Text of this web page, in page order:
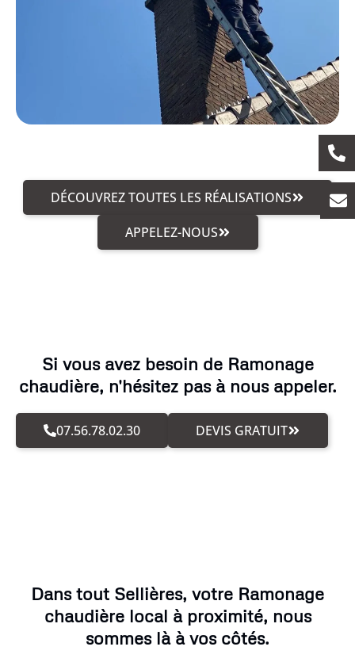
DÉCOUVREZ TOUTES LES RÉALISATIONS
APPELEZ-NOUS
Si vous avez besoin de Ramonage
chaudière, n'hésitez pas à nous appeler.
07.56.78.02.30 DEVIS GRATUIT
Dans tout Sellières, votre Ramonage
chaudière local à proximité, nous
sommes là à vos côtés.